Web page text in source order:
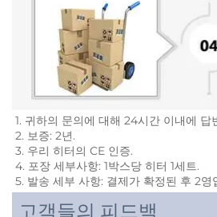
1. 귀하의 문의에 대해 24시간 이내에 답
2. 보증: 2년.
3. 우리 히터의 CE 인증.
4. 포장 세부사항: 1박스당 히터 1세트.
5. 발송 세부 사항: 결제가 확정된 후 2영
고객들의 피드백